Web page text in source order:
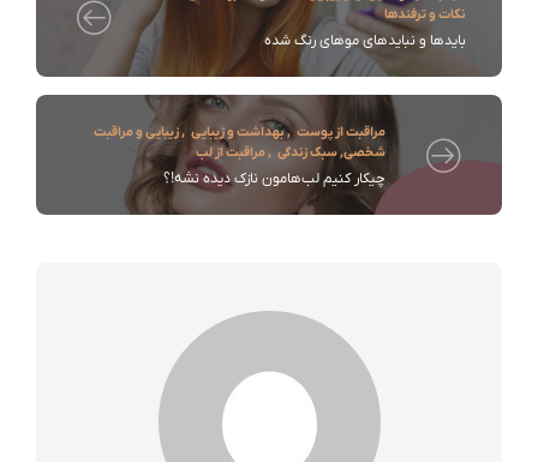
نکات و ترفندها
بایدها و نبایدهای موهای رنگ شده
مراقبت از پوست ,بهداشت و زیبایی ,زیبایی و مراقبت
شخصی, سبک زندگی , مراقبت از لب
چیکار کنیم لب‌هامون نازک دیده نشه!؟